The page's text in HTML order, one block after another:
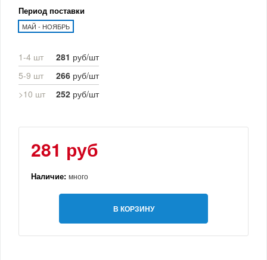
Период поставки
МАЙ - НОЯБРЬ
1-4 шт 281 руб/шт
5-9 шт
266 руб/шт
>10 шт
252 руб/шт
281 руб
Наличие: много
В КОРЗИНУ